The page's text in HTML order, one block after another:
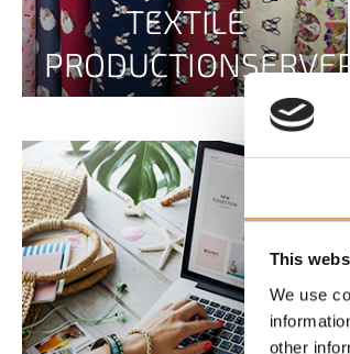
This
We use
other
TEXTILE
PRODUCTIONSERVER